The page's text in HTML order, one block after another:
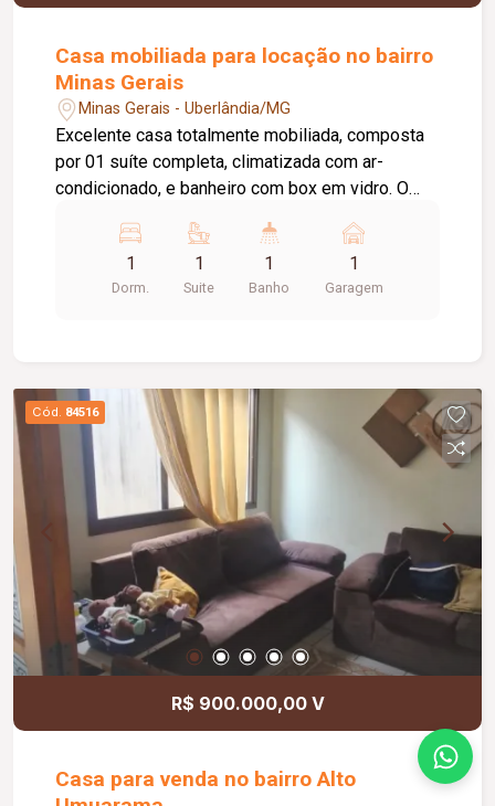
Casa mobiliada para locação no bairro
Minas Gerais
Minas Gerais - Uberlândia/MG
Excelente casa totalmente mobiliada, composta
por 01 suíte completa, climatizada com ar-
condicionado, e banheiro com box em vidro. O
ampla área de serviço com teto retrátil, porteiro
eletrônico, portão eletrônico, sistema de
monitoramento e 01 vaga de garagem,
1
Dorm.
1
Suite
1
Banho
1
Garagem
Cód. 84516
R$ 900.000,00 V
Casa para venda no bairro Alto